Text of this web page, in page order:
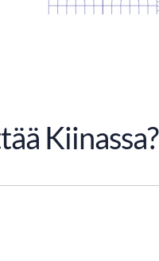
Kiinassa?